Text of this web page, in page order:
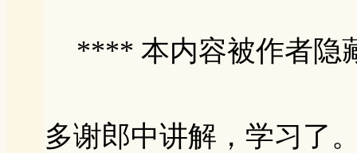
**** 本内容被作者隐
多谢郎中讲解，学习了